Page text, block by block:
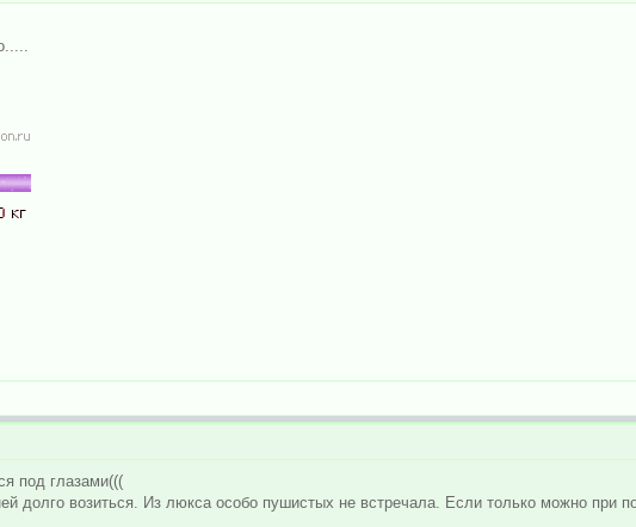
под глазами(((
долго возиться. Из люкса особо пушистых не встречала. Если только можно при